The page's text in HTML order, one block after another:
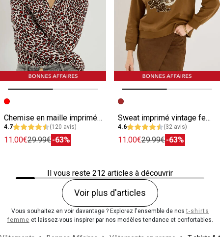
Image précédente
Image suivante
Chemise en maille imprimé léopard femme
4.7 (120 avis)
11.00€29.99€-63%
Image précédente
Image suivante
Sweat imprimé vintage femme
4.6 (32 avis)
11.00€29.99€-63%
Il vous reste 212 articles à découvrir
Voir plus d'articles
Vous souhaitez en voir davantage ? Explorez l'ensemble de nost-shirts
femme et laissez-vous inspirer par nos modèles tendance et confortables.